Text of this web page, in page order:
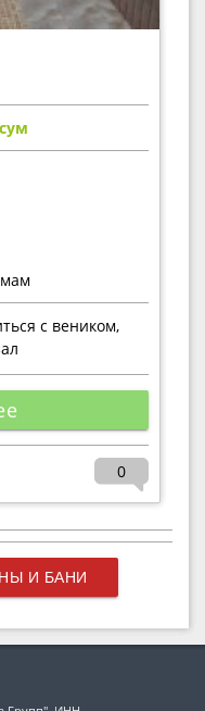
сум
с веником,
0
И БАНИ